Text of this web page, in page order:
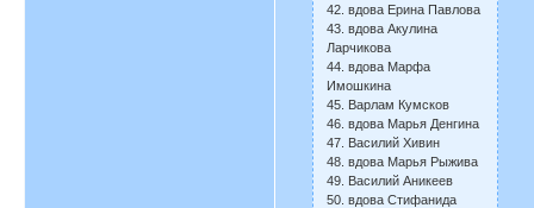
42. вдова Ерина Павлова
43. вдова Акулина
Ларчикова
44. вдова Марфа
Имошкина
45. Варлам Кумсков
46. вдова Марья Денгина
47. Василий Хивин
48. вдова Марья Рыжива
49. Василий Аникеев
50. вдова Стифанида